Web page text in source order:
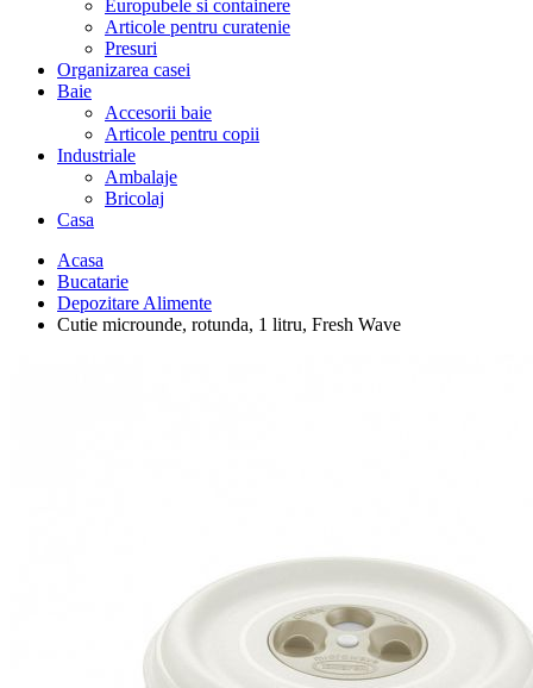
Europubele si containere
Articole pentru curatenie
Presuri
Organizarea casei
Baie
Accesorii baie
Articole pentru copii
Industriale
Ambalaje
Bricolaj
Casa
Acasa
Bucatarie
Depozitare Alimente
Cutie microunde, rotunda, 1 litru, Fresh Wave